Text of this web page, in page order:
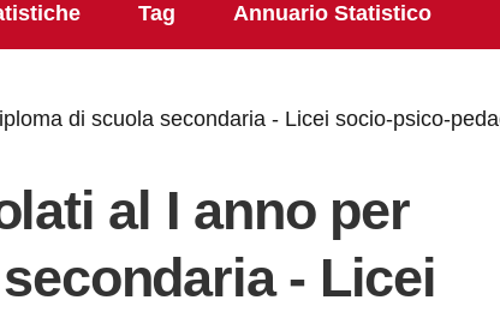
Tag Annuario Statistico
di scuola secondaria - Licei socio-psico-
al I anno per
- Licei